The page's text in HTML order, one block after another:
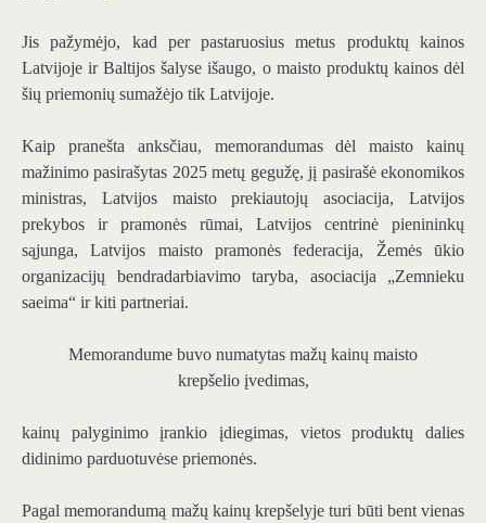
Jis pažymėjo, kad per pastaruosius metus produktų kainos
Latvijoje ir Baltijos šalyse išaugo, o maisto produktų kainos dėl
šių priemonių sumažėjo tik Latvijoje.
Kaip pranešta anksčiau, memorandumas dėl maisto kainų
mažinimo pasirašytas 2025 metų gegužę, jį pasirašė ekonomikos
ministras, Latvijos maisto prekiautojų asociacija, Latvijos
prekybos ir pramonės rūmai, Latvijos centrinė pienininkų
sąjunga, Latvijos maisto pramonės federacija, Žemės ūkio
organizacijų bendradarbiavimo taryba, asociacija „Zemnieku
saeima“ ir kiti partneriai.
Memorandume buvo numatytas mažų kainų maisto
krepšelio įvedimas,
kainų palyginimo įrankio įdiegimas, vietos produktų dalies
didinimo parduotuvėse priemonės.
Pagal memorandumą mažų kainų krepšelyje turi būti bent vienas